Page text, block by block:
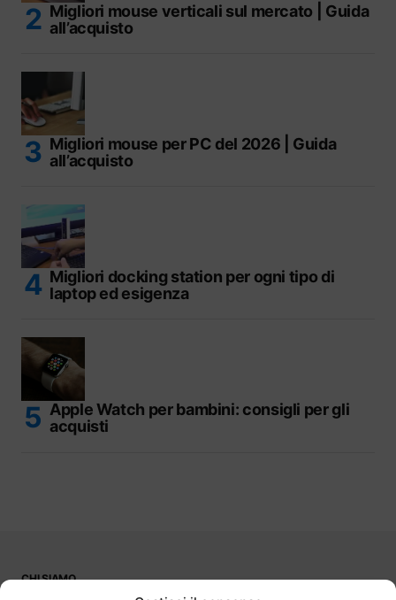
Migliori mouse verticali sul mercato | Guida
all’acquisto
Migliori mouse per PC del 2026 | Guida
all’acquisto
Migliori docking station per ogni tipo di
laptop ed esigenza
Apple Watch per bambini: consigli per gli
acquisti
CHI SIAMO